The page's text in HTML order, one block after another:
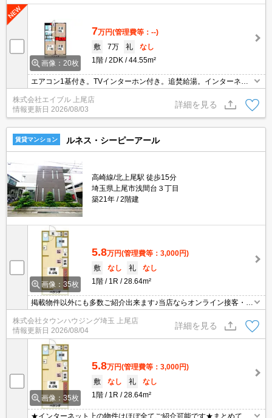
画像：20枚
7万円(管理費等：--)
敷
7万 礼
なし
1階
2DK 44.55m²
エアコン1基付き。TVインターホン付き。追焚給湯。インターネッ
ト無料。礼金なし。洗面化粧台付き。角部屋。クローゼット付。バ
ルコニー。初期費用カード払い可。
株式会社エイブル 上尾店
情報更新日 2026/08/03
詳細を見る
賃貸マンション ルネス・シーピーアール
高崎線/北上尾駅 徒歩15分
埼玉県上尾市浅間台３丁目
築21年
2階建
画像：35枚
5.8万円(管理費等：3,000円)
敷
なし 礼
なし
1階
1R 28.64m²
掲載物件以外にも多数ご紹介出来ます♪当店ならオンライン接客・内
見可能です！メールでのお問い合わせの際は、電話番号も記載頂き
ますとスムーズに御対応できます♪
株式会社タウンハウジング埼玉 上尾店
情報更新日 2026/08/04
詳細を見る
画像：35枚
5.8万円(管理費等：3,000円)
敷
なし 礼
なし
1階
1R 28.64m²
★インターネット上の物件はほぼ全てご紹介可能です★まとめてご